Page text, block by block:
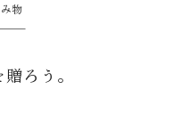
物
ろう。